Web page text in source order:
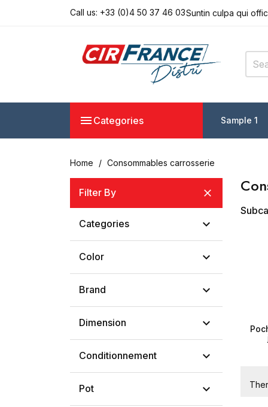
Call us: +33 (0)4 50 37 46 03Suntin culpa qui
Suntin culpa qui
Seddo eiusmod
 Categories Sample 1
Home Consommables carrosserie
Filter By 
Categories 
Color 
Brand 
Dimension 
Conditionnement 
Pot 